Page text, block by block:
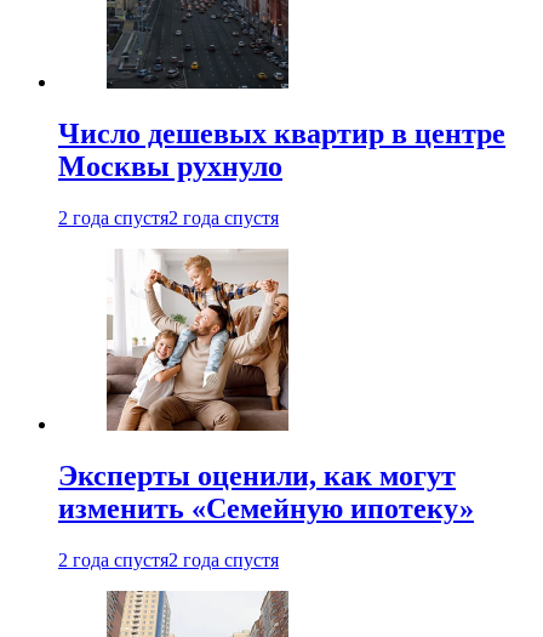
Число дешевых квартир в центре
Москвы рухнуло
2 года спустя2 года спустя
Эксперты оценили, как могут
изменить «Семейную ипотеку»
2 года спустя2 года спустя